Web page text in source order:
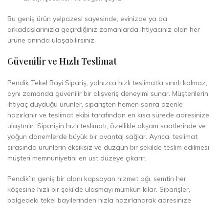
Bu geniş ürün yelpazesi sayesinde, evinizde ya da
arkadaşlarınızla geçirdiğiniz zamanlarda ihtiyacınız olan her
ürüne anında ulaşabilirsiniz.
Güvenilir ve Hızlı Teslimat
Pendik Tekel Bayi Sipariş, yalnızca hızlı teslimatla sınırlı kalmaz;
aynı zamanda güvenilir bir alışveriş deneyimi sunar. Müşterilerin
ihtiyaç duyduğu ürünler, siparişten hemen sonra özenle
hazırlanır ve teslimat ekibi tarafından en kısa sürede adresinize
ulaştırılır. Siparişin hızlı teslimatı, özellikle akşam saatlerinde ve
yoğun dönemlerde büyük bir avantaj sağlar. Ayrıca, teslimat
sırasında ürünlerin eksiksiz ve düzgün bir şekilde teslim edilmesi
müşteri memnuniyetini en üst düzeye çıkarır.
Pendik’in geniş bir alanı kapsayan hizmet ağı, semtin her
köşesine hızlı bir şekilde ulaşmayı mümkün kılar. Siparişler,
bölgedeki tekel bayilerinden hızla hazırlanarak adresinize